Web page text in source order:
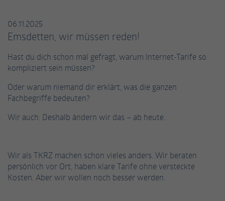
06.11.2025
Emsdetten, wir müssen reden!
Hast du dich schon mal gefragt, warum Internet-Tarife so
kompliziert sein müssen?
Oder warum niemand dir erklärt, was die ganzen
Fachbegriffe bedeuten?
Wir auch. Deshalb ändern wir das – ab heute.
Wir als TKRZ machen schon vieles anders. Wir beraten
persönlich vor Ort, haben klare Tarife ohne versteckte
Kosten. Aber wir wollen noch besser werden.
Name
Laufzeit Session
Zweck
Dieses Cookie ist ein Standard-Session-
Cookie von TYPO3. Es speichert im Falle eines
eingeloggte Benutzer wiedererkannt werden
Name cookie_optin
Diese Gruppe beinhaltet alle Skripte für analytisches Tracking
und zugehörige Cookies. Es hilft uns die Nutzererfahrung der
Website zu verbessern.
Name _ga
Dieses Cookie wird von Google Analytics
installiert. Das Cookie wird verwendet, um
Cookie-Informationen anzeigen
zusätzliche Informationen anzubieten.